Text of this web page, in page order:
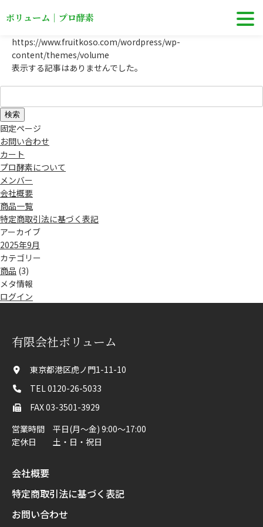
ボリューム｜プロ酵素
https://www.fruitkoso.com/wordpress/wp-
content/themes/volume
表示する記事はありませんでした。
索:
固定ページ
お問い合わせ
カート
プロ酵素について
メンバー
会社概要
商品一覧
特定商取引法に基づく表記
アーカイブ
2025年9月
カテゴリー
商品 (3)
メタ情報
ログイン
有限会社ボリューム
東京都港区虎ノ門1-11-10
TEL 0120-26-5033
FAX 03-3501-3929
営業時間 平日(月〜金) 9:00～17:00
定休日 土・日・祝日
会社概要
特定商取引法に基づく表記
お問い合わせ